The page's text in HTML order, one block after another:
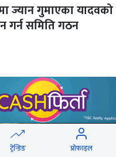
ज्यान गुमाएका
गर्न समिति गठन
ट्रेन्डिङ प्रोफाइल